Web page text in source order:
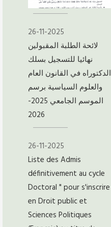
26-11-2025
لائحة الطلبة المقبولين
نهائيا للتسجيل بسلك
الدكتوراه في القانون العام
والعلوم السياسية برسم
الموسم الجامعي 2025-
2026
26-11-2025
Liste des Admis
définitivement au cycle
Doctoral " pour s'inscrire
en Droit public et
Sciences Politiques